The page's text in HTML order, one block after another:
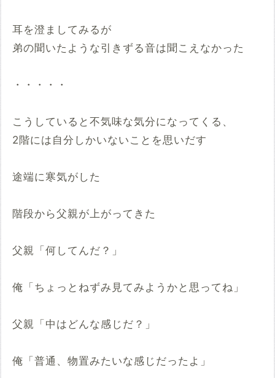
耳を澄ましてみるが
弟の聞いたような引きずる音は聞こえなかった
・・・・・
こうしていると不気味な気分になってくる、
2階には自分しかいないことを思いだす
途端に寒気がした
階段から父親が上がってきた
父親「何してんだ？」
俺「ちょっとねずみ見てみようかと思ってね」
父親「中はどんな感じだ？」
俺「普通、物置みたいな感じだったよ」